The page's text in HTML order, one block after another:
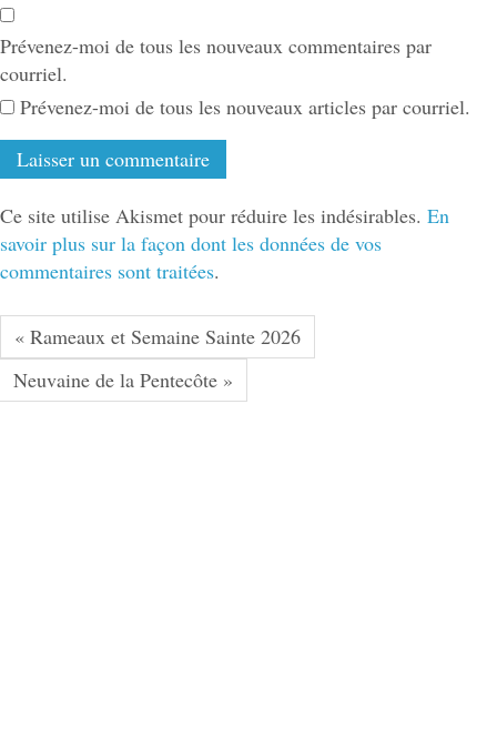
Prévenez-moi de tous les nouveaux commentaires par
courriel.
Prévenez-moi de tous les nouveaux articles par courriel.
Ce site utilise Akismet pour réduire les indésirables. En
savoir plus sur la façon dont les données de vos
commentaires sont traitées.
« Rameaux et Semaine Sainte 2026
Neuvaine de la Pentecôte »